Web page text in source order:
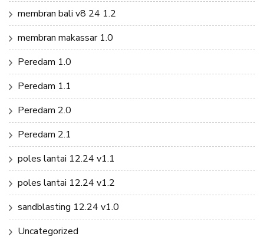
membran bali v8 24 1.2
membran makassar 1.0
Peredam 1.0
Peredam 1.1
Peredam 2.0
Peredam 2.1
poles lantai 12.24 v1.1
poles lantai 12.24 v1.2
sandblasting 12.24 v1.0
Uncategorized